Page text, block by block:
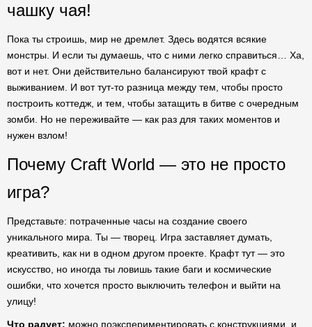
чашку чая!
Пока ты строишь, мир не дремлет. Здесь водятся всякие
монстры. И если ты думаешь, что с ними легко справиться… Ха,
вот и нет. Они действительно балансируют твой крафт с
выживанием. И вот тут-то разница между тем, чтобы просто
построить коттедж, и тем, чтобы затащить в битве с очередным
зомби. Но не переживайте — как раз для таких моментов и
нужен взлом!
Почему Craft World — это не просто
игра?
Представьте: потраченные часы на создание своего
уникального мира. Ты — творец. Игра заставляет думать,
креативить, как ни в одном другом проекте. Крафт тут — это
искусство, но иногда ты ловишь такие баги и космические
ошибки, что хочется просто выключить телефон и выйти на
улицу!
Что радует: можно поэкспериментировать с конструкциями, и